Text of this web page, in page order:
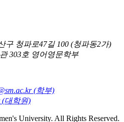
구 청파로47길 100 (청파동2가)
303호 영어영문학부
(학부)
(대학원)
University. All Rights Reserved.